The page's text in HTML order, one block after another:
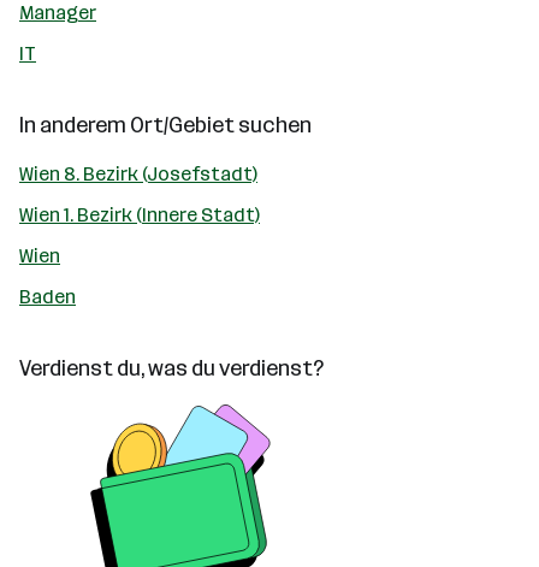
Manager
IT
In anderem Ort/Gebiet suchen
Wien 8. Bezirk (Josefstadt)
Wien 1. Bezirk (Innere Stadt)
Wien
Baden
Verdienst du, was du verdienst?